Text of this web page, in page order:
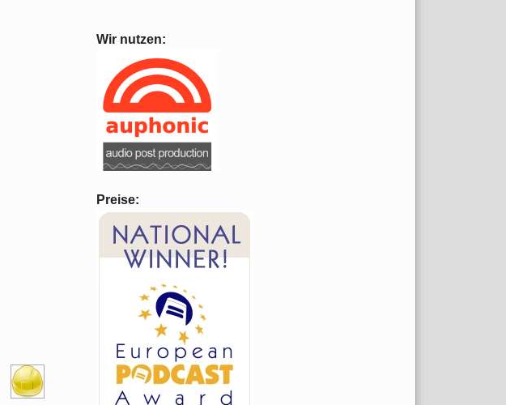
Wir nutzen:
Preise: